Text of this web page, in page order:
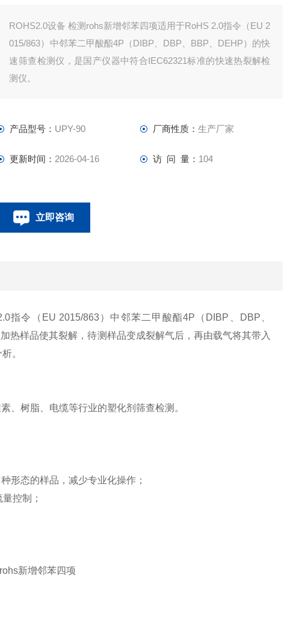
ROHS2.0设备 检测rohs新增邻苯四项适用于RoHS 2.0指令（EU 2
015/863）中邻苯二甲酸酯4P（DIBP、DBP、BBP、DEHP）的快
速筛查检测仪，是国产仪器中符合IEC62321标准的快速热裂解检
测仪。
产品型号： UPY-90 厂商性质： 生产厂家
更新时间： 2026-04-16 访 问 量： 104
立即咨询
指令（EU 2015/863）中邻苯二甲酸酯4P（DIBP、DBP、
热样品使其裂解，待测样品变成裂解气后，再由载气将其带入
。
、树脂、电缆等行业的塑化剂筛查检测。
形态的样品，减少专业化操作；
控制；